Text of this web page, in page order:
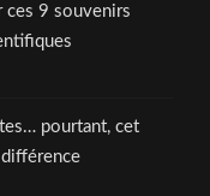
ces 9 souvenirs
pourtant, cet